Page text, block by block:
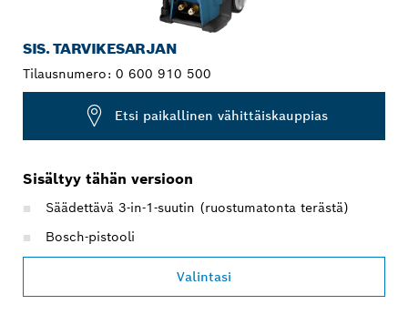
SIS. TARVIKESARJAN
Tilausnumero: 0 600 910 500
Etsi paikallinen vähittäiskauppias
Sisältyy tähän versioon
Säädettävä 3-in-1-suutin (ruostumatonta terästä)
Bosch-pistooli
Valintasi